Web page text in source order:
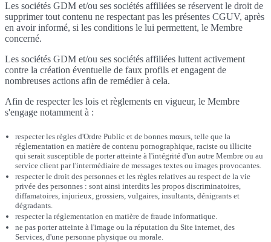
Les sociétés GDM et/ou ses sociétés affiliées se réservent le droit de
supprimer tout contenu ne respectant pas les présentes CGUV, après
en avoir informé, si les conditions le lui permettent, le Membre
concerné.
Les sociétés GDM et/ou ses sociétés affiliées luttent activement
contre la création éventuelle de faux profils et engagent de
nombreuses actions afin de remédier à cela.
Afin de respecter les lois et règlements en vigueur, le Membre
s'engage notamment à :
respecter les règles d'Ordre Public et de bonnes mœurs, telle que la
réglementation en matière de contenu pornographique, raciste ou illicite
qui serait susceptible de porter atteinte à l'intégrité d'un autre Membre ou au
service client par l'intermédiaire de messages textes ou images provocantes.
respecter le droit des personnes et les règles relatives au respect de la vie
privée des personnes : sont ainsi interdits les propos discriminatoires,
diffamatoires, injurieux, grossiers, vulgaires, insultants, dénigrants et
dégradants.
respecter la réglementation en matière de fraude informatique.
ne pas porter atteinte à l'image ou la réputation du Site internet, des
Services, d'une personne physique ou morale.